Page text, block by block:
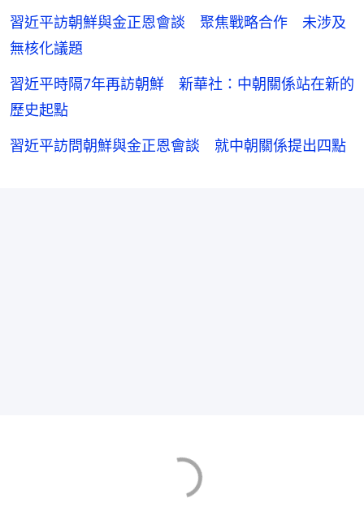
習近平訪朝鮮與金正恩會談 聚焦戰略合作 未涉及
無核化議題
習近平時隔7年再訪朝鮮 新華社：中朝關係站在新的
歷史起點
習近平訪問朝鮮與金正恩會談 就中朝關係提出四點